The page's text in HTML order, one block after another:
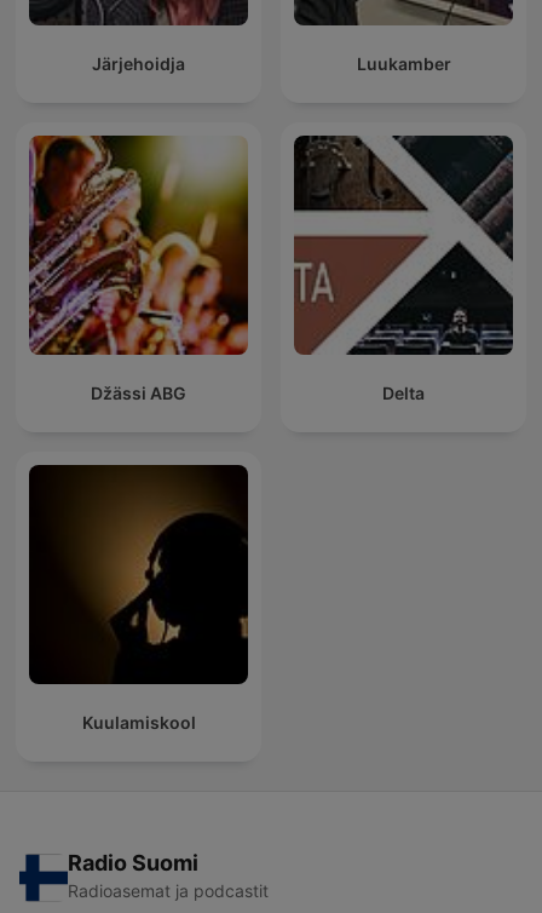
Järjehoidja Luukamber
Džässi ABG Delta
Kuulamiskool
Radio Suomi
Radioasemat ja podcastit